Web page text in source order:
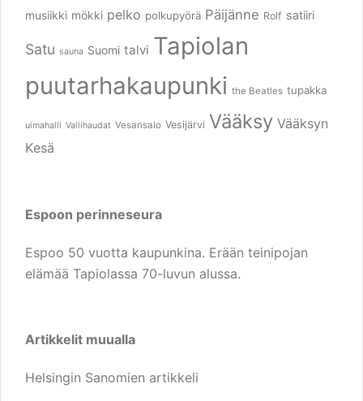
musiikki mökki pelko polkupyörä Päijänne Rolf satiiri
Satu sauna Suomi talvi Tapiolan
puutarhakaupunki the Beatles tupakka
uimahalli Vallihaudat Vesansalo Vesijärvi Vääksy Vääksyn
Kesä
Espoon perinneseura
Espoo 50 vuotta kaupunkina. Erään teinipojan
elämää Tapiolassa 70-luvun alussa.
Artikkelit muualla
Helsingin Sanomien artikkeli